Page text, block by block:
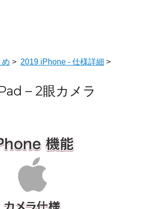
め > 2019 iPhone - 仕様詳細 >
– 2眼カメラ